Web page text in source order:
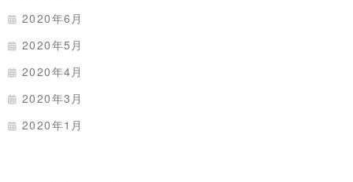
2020年6月
2020年5月
2020年4月
2020年3月
2020年1月